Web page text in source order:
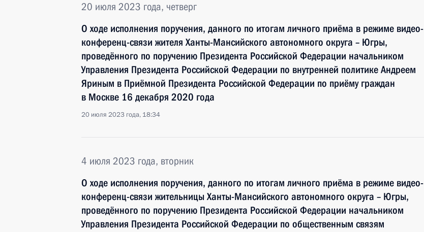
20 июля 2023 года, четверг
О ходе исполнения поручения, данного по итогам личного приёма в режиме видео-
конференц-связи жителя Ханты-Мансийского автономного округа – Югры,
проведённого по поручению Президента Российской Федерации начальником
Управления Президента Российской Федерации по внутренней политике Андреем
Яриным в Приёмной Президента Российской Федерации по приёму граждан
в Москве 16 декабря 2020 года
20 июля 2023 года, 18:34
4 июля 2023 года, вторник
О ходе исполнения поручения, данного по итогам личного приёма в режиме видео-
конференц-связи жительницы Ханты-Мансийского автономного округа – Югры,
проведённого по поручению Президента Российской Федерации начальником
Управления Президента Российской Федерации по общественным связям